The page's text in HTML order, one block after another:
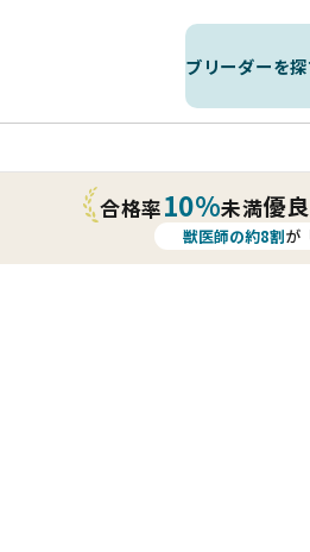
ブリーダーを
合格率10%未満優
獣医師の約8割が